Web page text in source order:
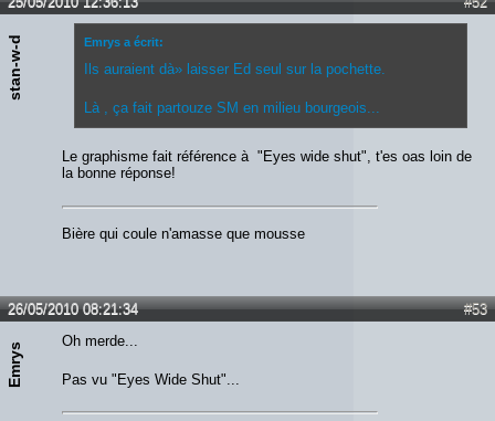
stan-w-d Emrys a écrit:
Ils auraient dà» laisser Ed seul sur la pochette.
Là , ça fait partouze SM en milieu bourgeois...
Le graphisme fait référence à "Eyes wide shut", t'es oas loin de
la bonne réponse!
Bière qui coule n'amasse que mousse
#53
26/05/2010 08:21:34
Emrys
Oh merde...
Pas vu "Eyes Wide Shut"...